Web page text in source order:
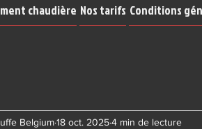
chaudière Nos tarifs Conditions
Belgium18 oct. 20254 min de lecture